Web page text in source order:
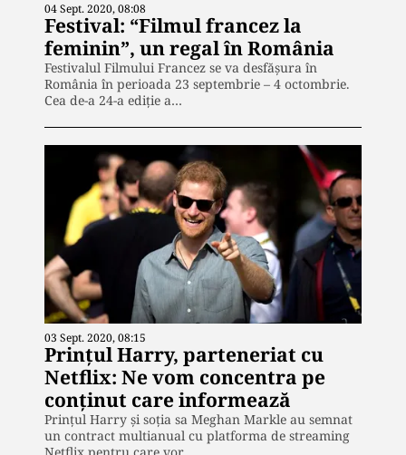
04 Sept. 2020, 08:08
Festival: “Filmul francez la
feminin”, un regal în România
Festivalul Filmului Francez se va desfășura în
România în perioada 23 septembrie – 4 octombrie.
Cea de-a 24-a ediţie a…
03 Sept. 2020, 08:15
Prințul Harry, parteneriat cu
Netflix: Ne vom concentra pe
conţinut care informează
Prinţul Harry şi soţia sa Meghan Markle au semnat
un contract multianual cu platforma de streaming